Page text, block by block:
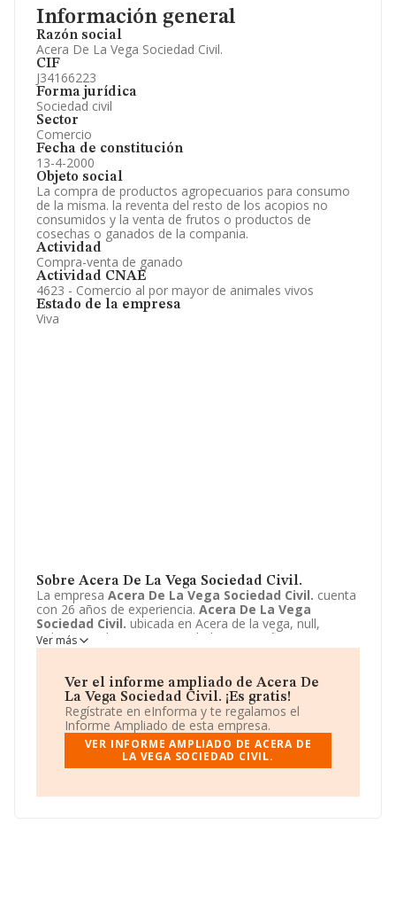
Información general
Razón social
Acera De La Vega Sociedad Civil.
CIF
J34166223
Forma jurídica
Sociedad civil
Sector
Comercio
Fecha de constitución
13-4-2000
Objeto social
La compra de productos agropecuarios para consumo
de la misma. la reventa del resto de los acopios no
consumidos y la venta de frutos o productos de
cosechas o ganados de la compania.
Actividad
Compra-venta de ganado
Actividad CNAE
4623 - Comercio al por mayor de animales vivos
Estado de la empresa
Viva
Sobre Acera De La Vega Sociedad Civil.
La empresa Acera De La Vega Sociedad Civil. cuenta
con 26 años de experiencia. Acera De La Vega
Sociedad Civil. ubicada en Acera de la vega, null,
Palencia, Palencia. Su actividad CNAE se fine como 4623
- Comercio al por mayor de animales vivos. El modelo
Sociedad civil.
Ver más
Ver el informe ampliado de Acera De
La Vega Sociedad Civil. ¡Es gratis!
Regístrate en eInforma y te regalamos el
Informe Ampliado de esta empresa.
VER INFORME AMPLIADO DE ACERA DE
LA VEGA SOCIEDAD CIVIL.
Información oficial y registral complementaria.